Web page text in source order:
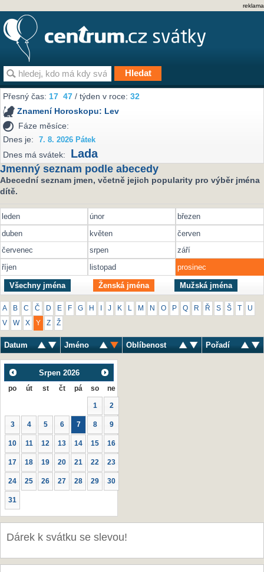
reklama
Přesný čas:17 47 / týden v roce:32
Znamení Horoskopu: Lev
Fáze měsíce:
Dnes je:
7. 8. 2026 Pátek
Dnes má svátek: Lada
Jmenný seznam podle abecedy
Abecední seznam jmen, včetně jejich popularity pro výběr jména
dítě.
leden únor
březen
duben
květen
červen
červenec
srpen
září
říjen
listopad prosinec
Všechny jména Ženská jména Mužská jména
A B C Č D E F G H J K M N O P Q R Ř S Š U
V W X Y Z Ž
Datum Jméno Oblíbenost Pořadí
Srpen 2026
po út st čt pá so ne
1 2
3 4 5 6 7 8 9
10 11 12 13 14 15 16
17 18 19 20 21 22 23
24 25 26 27 28 29 30
31
Dárek k svátku se slevou!